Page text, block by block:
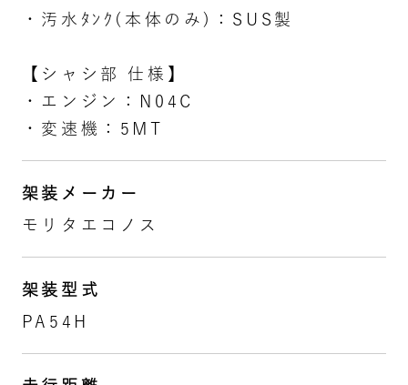
・汚水ﾀﾝｸ(本体のみ)：SUS製
【シャシ部 仕様】
・エンジン：N04C
・変速機：5MT
架装メーカー
モリタエコノス
架装型式
PA54H